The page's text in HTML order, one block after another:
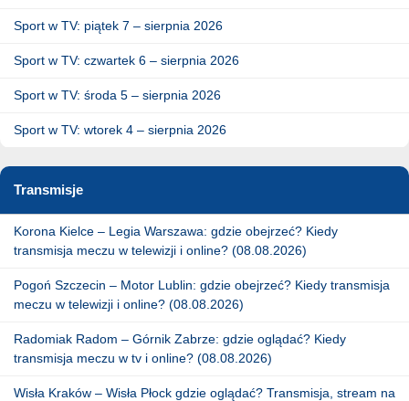
Sport w TV: piątek 7 – sierpnia 2026
Sport w TV: czwartek 6 – sierpnia 2026
Sport w TV: środa 5 – sierpnia 2026
Sport w TV: wtorek 4 – sierpnia 2026
Transmisje
Korona Kielce – Legia Warszawa: gdzie obejrzeć? Kiedy
transmisja meczu w telewizji i online? (08.08.2026)
Pogoń Szczecin – Motor Lublin: gdzie obejrzeć? Kiedy transmisja
meczu w telewizji i online? (08.08.2026)
Radomiak Radom – Górnik Zabrze: gdzie oglądać? Kiedy
transmisja meczu w tv i online? (08.08.2026)
Wisła Kraków – Wisła Płock gdzie oglądać? Transmisja, stream na